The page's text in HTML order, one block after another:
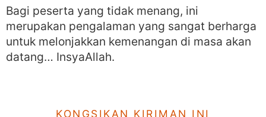
Bagi peserta yang tidak menang, ini
merupakan pengalaman yang sangat berharga
untuk melonjakkan kemenangan di masa akan
datang… InsyaAllah.
KONGSIKAN KIRIMAN INI